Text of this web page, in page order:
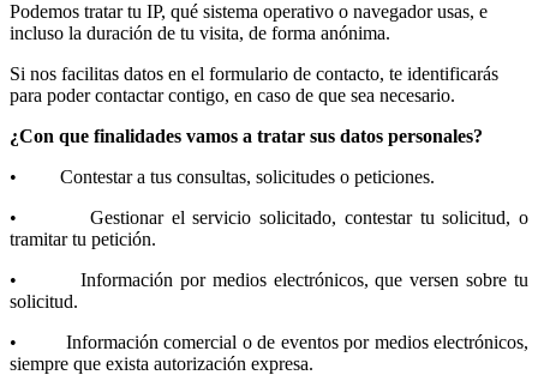
Podemos tratar tu IP, qué sistema operativo o navegador usas, e
incluso la duración de tu visita, de forma anónima.
Si nos facilitas datos en el formulario de contacto, te identificarás
para poder contactar contigo, en caso de que sea necesario.
¿Con que finalidades vamos a tratar sus datos personales?
• Contestar a tus consultas, solicitudes o peticiones.
• Gestionar el servicio solicitado, contestar tu solicitud, o
tramitar tu petición.
• Información por medios electrónicos, que versen sobre tu
solicitud.
• Información comercial o de eventos por medios electrónicos,
siempre que exista autorización expresa.